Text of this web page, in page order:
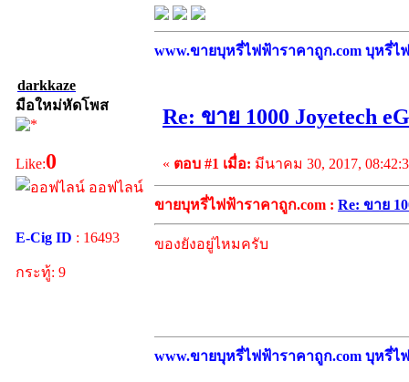
www.ขายบุหรี่ไฟฟ้าราคาถูก.com บุหรี่ไ
darkkaze
มือใหม่หัดโพส
Like:0
ออฟไลน์
E-Cig ID : 16493
กระทู้: 9
Re: ขาย 1000 Joyetech
« ตอบ #1 เมื่อ: มีนาคม 30, 2017,
ขายบุหรี่ไฟฟ้าราคาถูก.com : Re: ขาย
ของยังอยู่ไหมครับ
www.ขายบุหรี่ไฟฟ้าราคาถูก.com บุหรี่ไ